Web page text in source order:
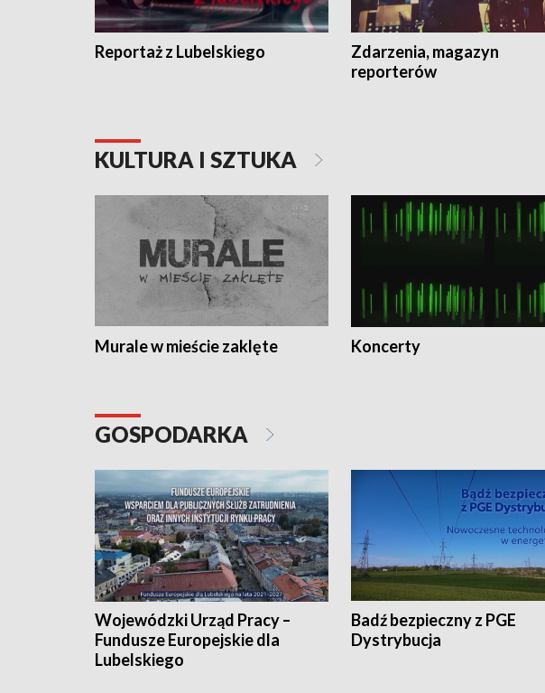
Reportaż z Lubelskiego
Zdarzenia, magazyn
reporterów
KULTURA I SZTUKA
Murale w mieście zaklęte Koncerty
GOSPODARKA
Wojewódzki Urząd Pracy –
Fundusze Europejskie dla
Lubelskiego
Badź bezpieczny z PGE
Dystrybucja